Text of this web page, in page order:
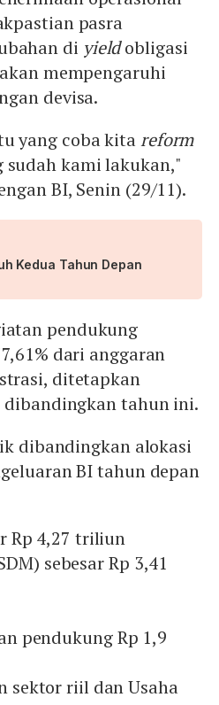
pasra
di yieldobligasi
mempengaruhi
devisa.
yang coba kitareform
sudah kami lakukan,"
BI, Senin (29/11).
Kedua Tahun Depan
pendukung
dari anggaran
ditetapkan
dibandingkan tahun ini.
dibandingkan alokasi
BI tahun depan
Rp 4,27 triliun
sebesar Rp 3,41
pendukung Rp 1,9
sektor riil dan Usaha